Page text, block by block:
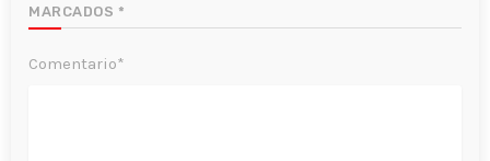
MARCADOS *
Comentario*